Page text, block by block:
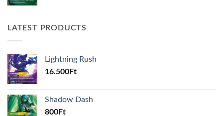
LATEST PRODUCTS
Lightning Rush
16.500Ft
Shadow Dash
800Ft